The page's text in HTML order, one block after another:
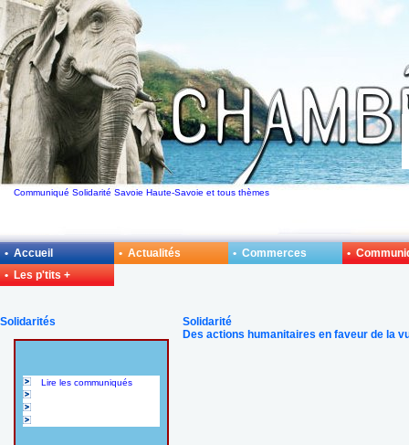
Communiqué Solidarité Savoie Haute-Savoie et tous thèmes
Solidarités
Lire les communiqués
Solidarité
Des actions humanitaires en faveur de la
• Accueil • Actualités • Commerces
•
• Les p'tits +